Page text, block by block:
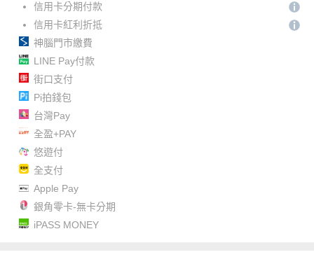
信用卡分期付款
信用卡紅利折抵
神腦門市繳費
LINE Pay付款
街口支付
Pi拍錢包
台灣Pay
全盈+PAY
悠遊付
全支付
Apple Pay
銀角零卡-無卡分期
iPASS MONEY